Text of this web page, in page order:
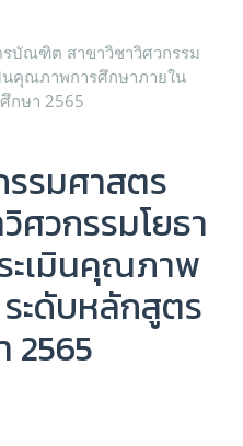
บัณฑิต สาขาวิชาวิศวกรรม
นคุณภาพการศึกษาภายใน
กษา 2565
รมศาสตร
วกรรมโยธา
ะเมินคุณภาพ
ะดับหลักสูตร
2565